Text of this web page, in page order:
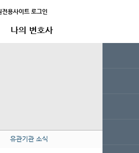
전용사이트 로그인
나의 변호사
유관기관 소식